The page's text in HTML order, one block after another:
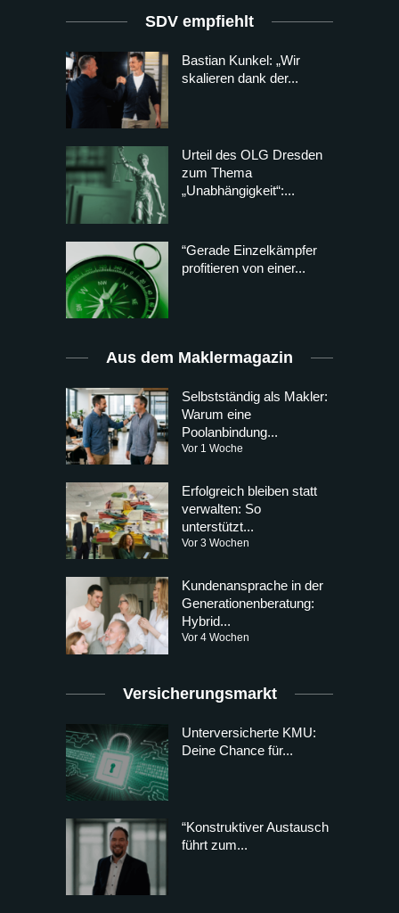
SDV empfiehlt
Bastian Kunkel: „Wir
skalieren dank der...
Urteil des OLG Dresden
zum Thema
„Unabhängigkeit“:...
“Gerade Einzelkämpfer
profitieren von einer...
Aus dem Maklermagazin
Selbstständig als Makler:
Warum eine
Poolanbindung...
Vor 1 Woche
Erfolgreich bleiben statt
verwalten: So
unterstützt...
Vor 3 Wochen
Kundenansprache in der
Generationenberatung:
Hybrid...
Vor 4 Wochen
Versicherungsmarkt
Unterversicherte KMU:
Deine Chance für...
“Konstruktiver Austausch
führt zum...